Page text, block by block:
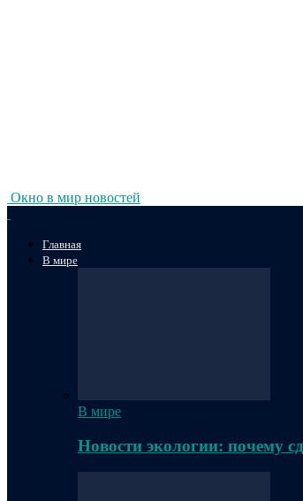
Окно в мир новостей
Главная
В мире
В мире
Новости экологии: почему